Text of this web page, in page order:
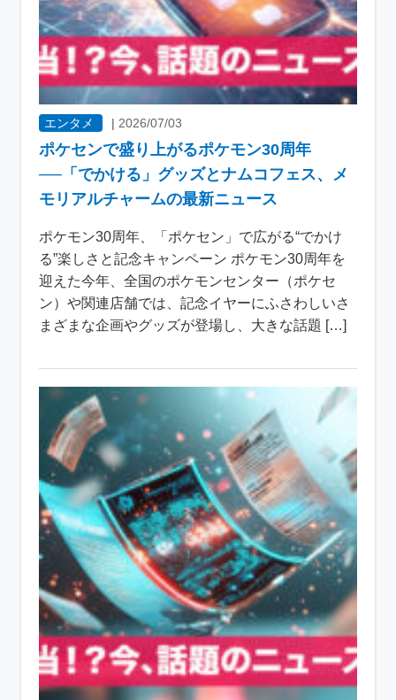
エンタメ | 2026/07/03
ポケセンで盛り上がるポケモン30周年
──「でかける」グッズとナムコフェス、メ
モリアルチャームの最新ニュース
ポケモン30周年、「ポケセン」で広がる“でかけ
る”楽しさと記念キャンペーン ポケモン30周年を
迎えた今年、全国のポケモンセンター（ポケセ
ン）や関連店舗では、記念イヤーにふさわしいさ
まざまな企画やグッズが登場し、大きな話題 […]